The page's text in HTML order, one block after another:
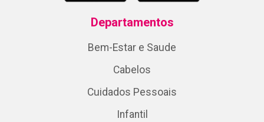
Departamentos
Bem-Estar e Saude
Cabelos
Cuidados Pessoais
Infantil